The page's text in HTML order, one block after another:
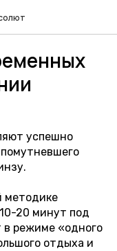
успешно
методике
20 минут под
в режиме «одного
отдыха и